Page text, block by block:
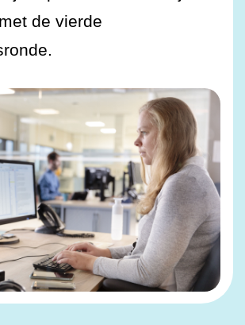
de vierde